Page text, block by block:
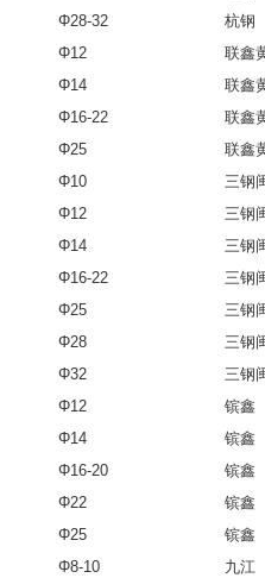
Φ28-32
杭钢
Φ12
联鑫
Φ14
联鑫
Φ16-22
联鑫
Φ25
联鑫
Φ10
三钢
Φ12
三钢
Φ14
三钢
Φ16-22
三钢
Φ25
三钢
Φ28
三钢
Φ32
三钢
Φ12
镔鑫
Φ14
镔鑫
Φ16-20
镔鑫
Φ22
镔鑫
Φ25
镔鑫
Φ8-10
九江